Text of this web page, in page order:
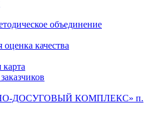
объединение
качества
ДОСУГОВЫЙ КОМПЛЕКС» п.